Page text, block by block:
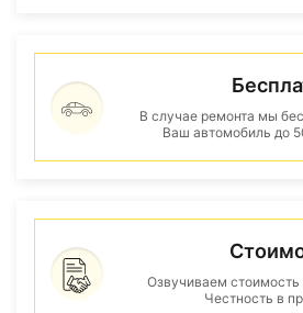
В случае ремонта мы
Ваш автомобиль до
Озвучиваем
Честность в